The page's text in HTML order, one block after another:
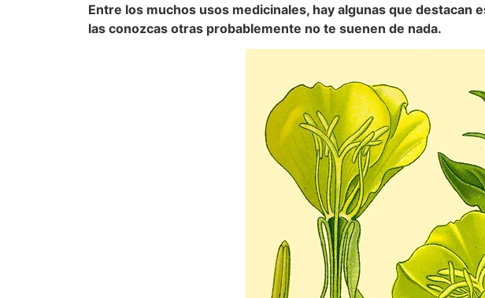
Entre los muchos usos medicinales, hay algunas que destacan
las conozcas otras probablemente no te suenen de nada.